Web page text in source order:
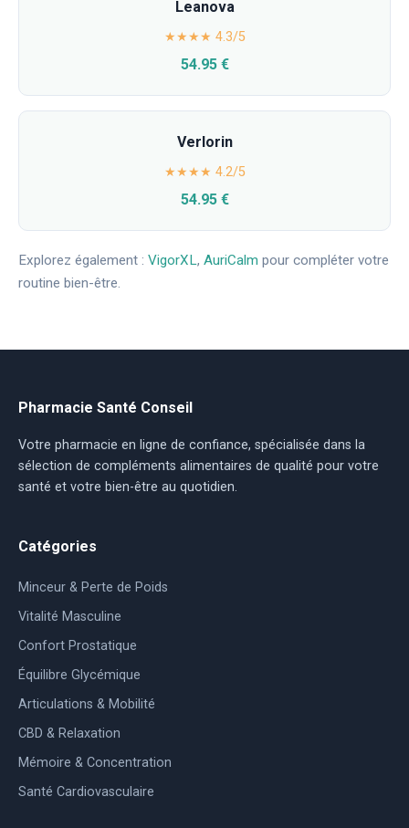
Leanova
★★★★ 4.3/5
54.95 €
Verlorin
★★★★ 4.2/5
54.95 €
Explorez également : VigorXL, AuriCalm pour compléter votre
routine bien-être.
Pharmacie Santé Conseil
Votre pharmacie en ligne de confiance, spécialisée dans la
sélection de compléments alimentaires de qualité pour votre
santé et votre bien-être au quotidien.
Catégories
Minceur & Perte de Poids
Vitalité Masculine
Confort Prostatique
Équilibre Glycémique
Articulations & Mobilité
CBD & Relaxation
Mémoire & Concentration
Santé Cardiovasculaire